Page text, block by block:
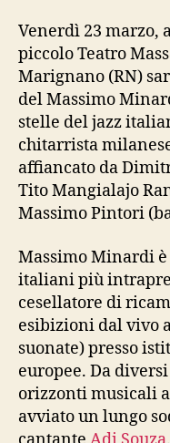
Venerdì 23 marzo,
piccolo Teatro
Marignano (RN)
del Massimo
stelle del jazz
chitarrista
affiancato da
Tito Mangialajo
Massimo Pintori
Massimo Minardi
italiani più
cesellatore di
esibizioni dal vivo
suonate) presso
europee. Da
orizzonti musicali
avviato un lungo